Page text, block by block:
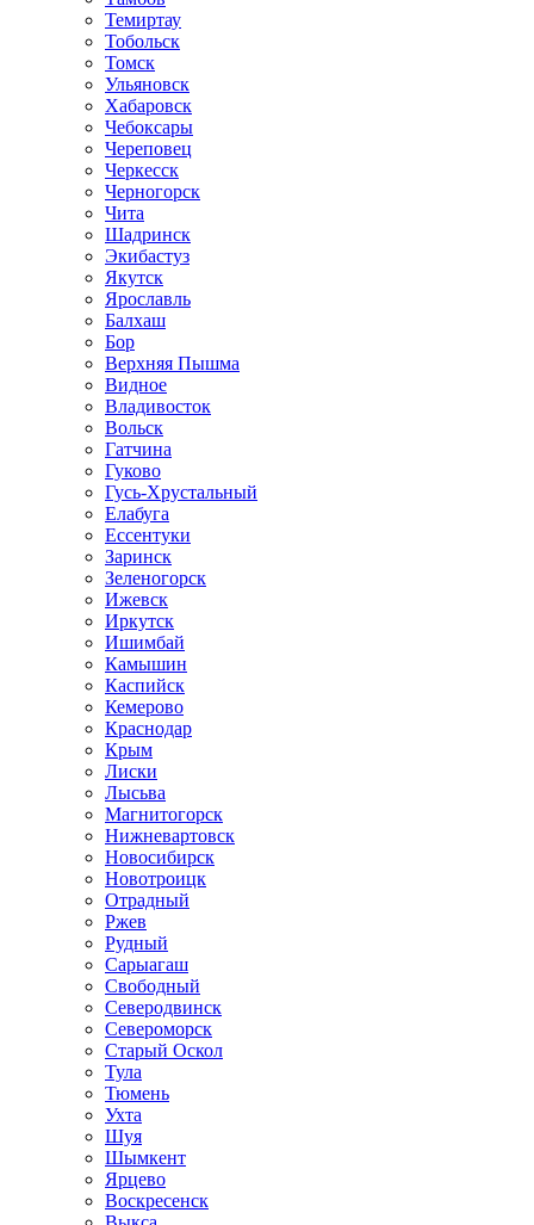
Темиртау
Тобольск
Томск
Ульяновск
Хабаровск
Чебоксары
Череповец
Черкесск
Черногорск
Чита
Шадринск
Экибастуз
Якутск
Ярославль
Балхаш
Бор
Верхняя Пышма
Видное
Владивосток
Вольск
Гатчина
Гуково
Гусь-Хрустальный
Елабуга
Ессентуки
Заринск
Зеленогорск
Ижевск
Иркутск
Ишимбай
Камышин
Каспийск
Кемерово
Краснодар
Крым
Лиски
Лысьва
Магнитогорск
Нижневартовск
Новосибирск
Новотроицк
Отрадный
Ржев
Рудный
Сарыагаш
Свободный
Северодвинск
Североморск
Старый Оскол
Тула
Тюмень
Ухта
Шуя
Шымкент
Ярцево
Воскресенск